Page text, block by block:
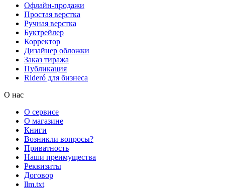
Офлайн-продажи
Простая верстка
Ручная верстка
Буктрейлер
Корректор
Дизайнер обложки
Заказ тиража
Публикация
Rideró для бизнеса
О нас
О сервисе
О магазине
Книги
Возникли вопросы?
Приватность
Наши преимущества
Реквизиты
Договор
llm.txt